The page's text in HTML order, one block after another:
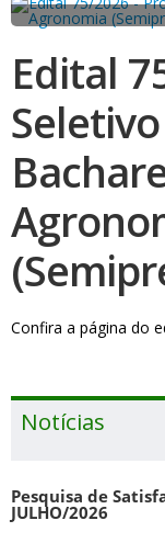
Edital
Confira a página do
Notícias
Pesquisa de
JULHO/2026